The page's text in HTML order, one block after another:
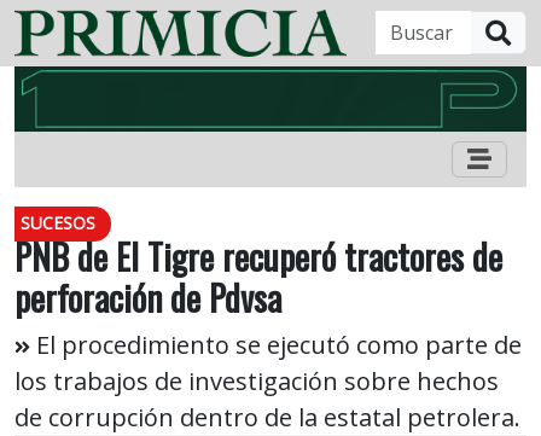
SUCESOS
PNB de El Tigre recuperó tractores de
perforación de Pdvsa
El procedimiento se ejecutó como parte de
los trabajos de investigación sobre hechos
de corrupción dentro de la estatal petrolera.